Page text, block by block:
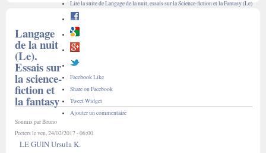
Lire la suitede Langage de la nuit, essais sur la Science-fiction et la Fantasy (Le)
Facebook Like
Share on Facebook
Tweet Widget
Ajouter un commentaire
Langage
de la nuit
(Le).
Essais sur
la science-
fiction et
la fantasy
Soumis parBruno
Peetersle ven, 24/02/2017 - 06:00
LE GUIN Ursula K.